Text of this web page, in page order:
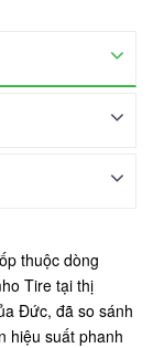
thuộc dòng
Tire tại thị
Đức, đã so sánh
hiệu suất phanh